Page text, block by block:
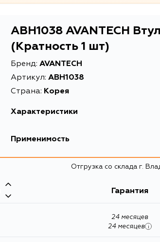
ABH1038 AVANTECH
(Кратность 1 шт)
Бренд: AVANTECH
Артикул:ABH1038
Страна: Корея
Характеристики
EAN-13
0.081
Втулка
Применимость
Отгрузка со склада г.
Гарантия
24 месяцев
24 месяцев
i